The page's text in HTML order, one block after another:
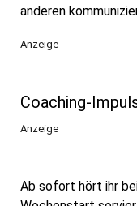
anderen
Anzeige
Coaching-
Anzeige
Ab sofort hört ihr